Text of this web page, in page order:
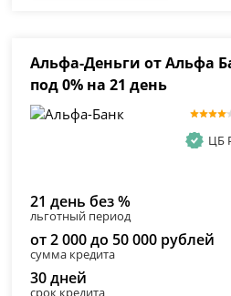
Альфа-Деньги от Альфа
под 0% на 21 день
ЦБ
21 день без %
льготный период
от 2 000 до 50 000 рублей
сумма кредита
30 дней
срок кредита